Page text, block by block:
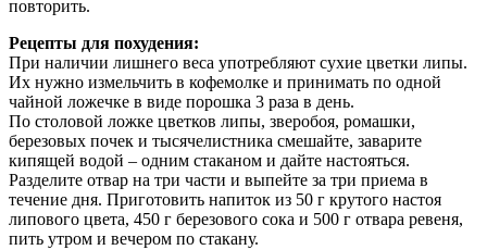
повторить.
Рецепты для похудения:
При наличии лишнего веса употребляют сухие цветки липы.
Их нужно измельчить в кофемолке и принимать по одной
чайной ложечке в виде порошка 3 раза в день.
По столовой ложке цветков липы, зверобоя, ромашки,
березовых почек и тысячелистника смешайте, заварите
кипящей водой – одним стаканом и дайте настояться.
Разделите отвар на три части и выпейте за три приема в
течение дня. Приготовить напиток из 50 г крутого настоя
липового цвета, 450 г березового сока и 500 г отвара ревеня,
пить утром и вечером по стакану.